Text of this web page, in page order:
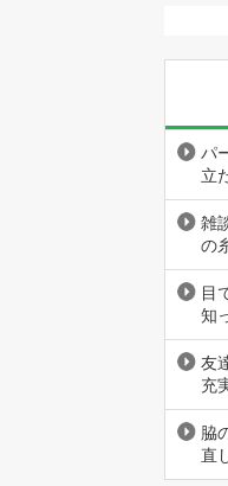
パ
立
雑
の
目
知
友
充
脇
直